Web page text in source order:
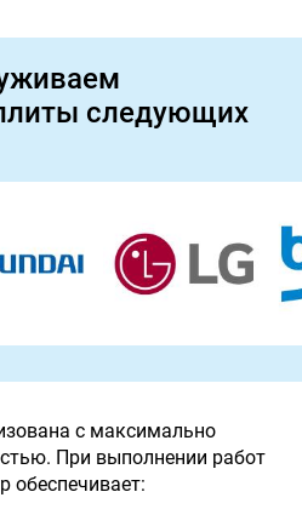
следующих
с максимально
При выполнении работ
обеспечивает: